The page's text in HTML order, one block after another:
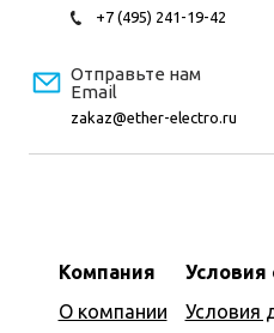
+7 (495) 241-19-42
Отправьте нам
Email
zakaz@ether-electro.ru
Компания
О компании
Условия
Условия